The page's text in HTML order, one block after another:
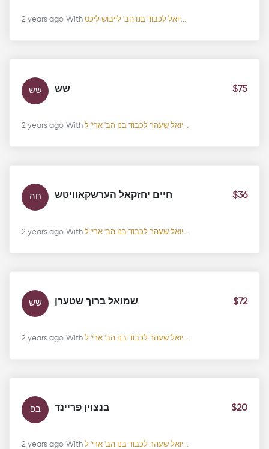
2 years ago With יואל לכבוד בנו הב' לייבוש ליכט...
שש שש $75
2 years ago With יואל שעהר לכבוד בנו הב' ארי' ל...
חה חיים יחזקאל הערשקאוויטש $36
2 years ago With יואל שעהר לכבוד בנו הב' ארי' ל...
שש שמואל ברוך שטערן $72
2 years ago With יואל שעהר לכבוד בנו הב' ארי' ל...
בפ בנצוין פריינד $20
2 years ago With יואל שעהר לכבוד בנו הב' ארי' ל...